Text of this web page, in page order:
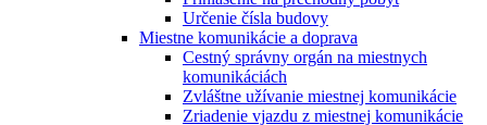
Určenie čísla budovy
Miestne komunikácie a doprava
Cestný správny orgán na miestnych
komunikáciách
Zvláštne užívanie miestnej komunikácie
Zriadenie vjazdu z miestnej komunikácie